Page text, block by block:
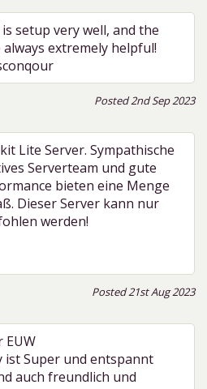
setup very well, and the
extremely helpful!
Posted 2nd Sep 2023
Lite Server. Sympathische
Serverteam und gute
bieten eine Menge
Dieser Server kann nur
werden!
Posted 21st Aug 2023
EUW
ist Super und entspannt
auch freundlich und